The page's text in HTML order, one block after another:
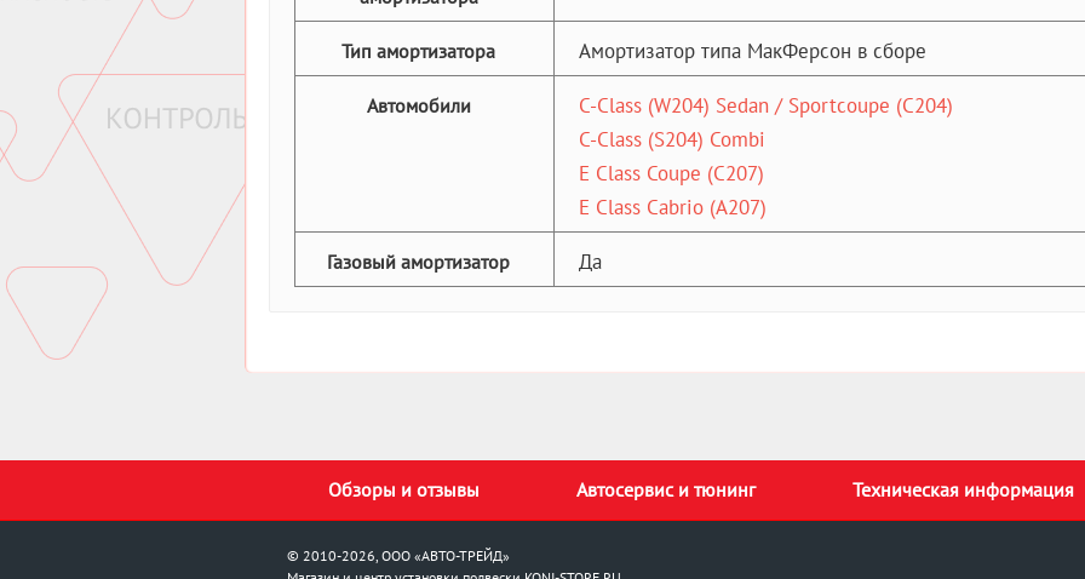
Тип амортизатора Амортизатор типа МакФерсон в сборе
Автомобили
C-Class (W204) Sedan / Sportcoupe (C204)
C-Class (S204) Combi
E Class Coupe (C207)
E Class Cabrio (A207)
Газовый амортизатор Да
Обзоры и отзывы Автосервис и тюнинг Техническая информация
© 2010-2026, ООО «АВТО-ТРЕЙД»